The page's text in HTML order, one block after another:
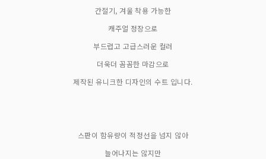
간절기, 겨울 착용 가능한
캐주얼 정장으로
부드럽고 고급스러운 컬러
더욱더 꼼꼼한 마감으로
제작된 유니크한 디자인의 수트 입니다.
스판이 함유량이 적정선을 넘지 않아
늘어나지는 않지만